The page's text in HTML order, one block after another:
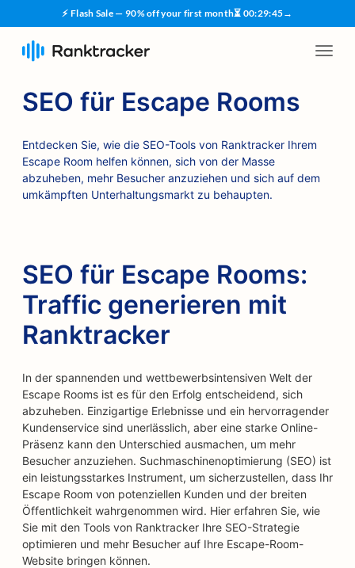
⚡ Flash Sale — 90% off your first month⏳ 00:29:45→
SEO für Escape Rooms
Entdecken Sie, wie die SEO-Tools von Ranktracker Ihrem
Escape Room helfen können, sich von der Masse
abzuheben, mehr Besucher anzuziehen und sich auf dem
umkämpften Unterhaltungsmarkt zu behaupten.
SEO für Escape Rooms:
Traffic generieren mit
Ranktracker
In der spannenden und wettbewerbsintensiven Welt der
Escape Rooms ist es für den Erfolg entscheidend, sich
abzuheben. Einzigartige Erlebnisse und ein hervorragender
Kundenservice sind unerlässlich, aber eine starke Online-
Präsenz kann den Unterschied ausmachen, um mehr
Besucher anzuziehen. Suchmaschinenoptimierung (SEO) ist
ein leistungsstarkes Instrument, um sicherzustellen, dass Ihr
Escape Room von potenziellen Kunden und der breiten
Öffentlichkeit wahrgenommen wird. Hier erfahren Sie, wie
Sie mit den Tools von Ranktracker Ihre SEO-Strategie
optimieren und mehr Besucher auf Ihre Escape-Room-
Website bringen können.